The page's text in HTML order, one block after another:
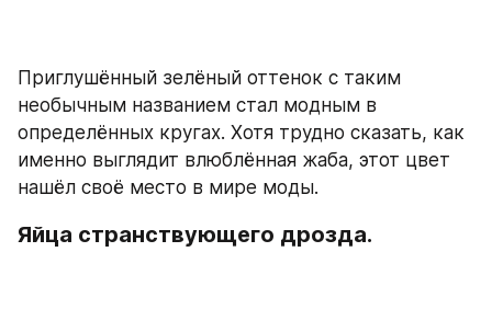
Приглушённый зелёный оттенок с таким
необычным названием стал модным в
определённых кругах. Хотя трудно сказать, как
именно выглядит влюблённая жаба, этот цвет
нашёл своё место в мире моды.
Яйца странствующего дрозда.